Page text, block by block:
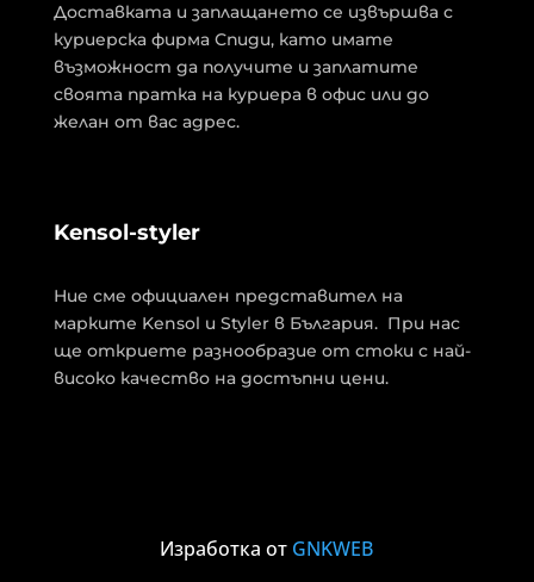
Доставката и заплащането се извършва с
куриерска фирма Спиди, като имате
възможност да получите и заплатите
своята пратка на куриера в офис или до
желан от вас адрес.
Kensol-styler
Ние сме официален представител на
марките Kensol и Styler в България. При нас
ще откриете разнообразие от стоки с най-
високо качество на достъпни цени.
Изработка от GNKWEB